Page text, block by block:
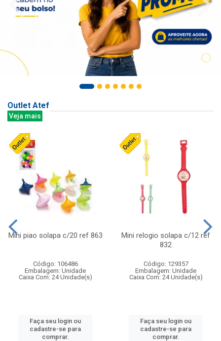
Outlet Atef
Veja mais
Mini piao solapa c/20 ref 863
Código: 106486
Embalagem: Unidade
Caixa Com: 24 Unidade(s)
Faça seu login ou
cadastre-se para
comprar.
Mini relogio solapa c/12 ref
832
Código: 129357
Embalagem: Unidade
Caixa Com: 24 Unidade(s)
Faça seu login ou
cadastre-se para
comprar.